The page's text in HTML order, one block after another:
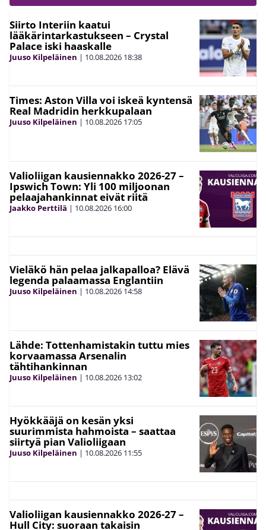
Siirto Interiin kaatui
lääkärintarkastukseen – Crystal
Palace iski haaskalle
Juuso Kilpeläinen | 10.08.2026 18:38
Times: Aston Villa voi iskeä kyntensä
Real Madridin herkkupalaan
Juuso Kilpeläinen | 10.08.2026 17:05
Valioliigan kausiennakko 2026-27 –
Ipswich Town: Yli 100 miljoonan
pelaajahankinnat eivät riitä
Jaakko Perttilä | 10.08.2026 16:00
Vieläkö hän pelaa jalkapalloa? Elävä
legenda palaamassa Englantiin
Juuso Kilpeläinen | 10.08.2026 14:58
Lähde: Tottenhamistakin tuttu mies
korvaamassa Arsenalin
tähtihankinnan
Juuso Kilpeläinen | 10.08.2026 13:02
Hyökkääjä on kesän yksi
suurimmista hahmoista – saattaa
siirtyä pian Valioliigaan
Juuso Kilpeläinen | 10.08.2026 11:55
Valioliigan kausiennakko 2026-27 –
Hull City: suoraan takaisin